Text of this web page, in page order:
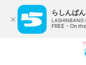
らしんば
LASHINBANG
FREE - On